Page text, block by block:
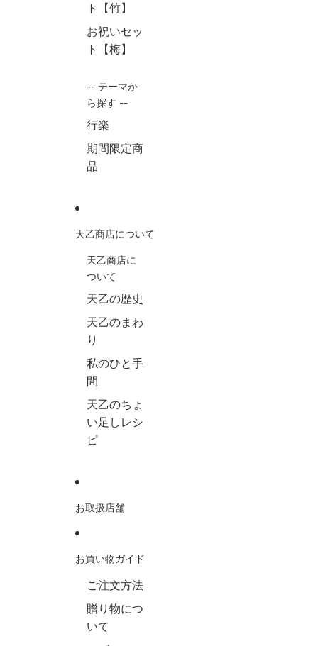
ト【竹】
お祝いセッ
ト【梅】
-- テーマか
ら探す --
行楽
期間限定商
品
天乙商店について
天乙商店に
ついて
天乙の歴史
天乙のまわ
り
私のひと手
間
天乙のちょ
い足しレシ
ピ
お取扱店舗
お買い物ガイド
ご注文方法
贈り物につ
いて